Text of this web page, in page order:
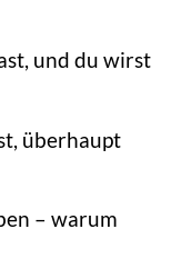
und du wirst
überhaupt
– warum